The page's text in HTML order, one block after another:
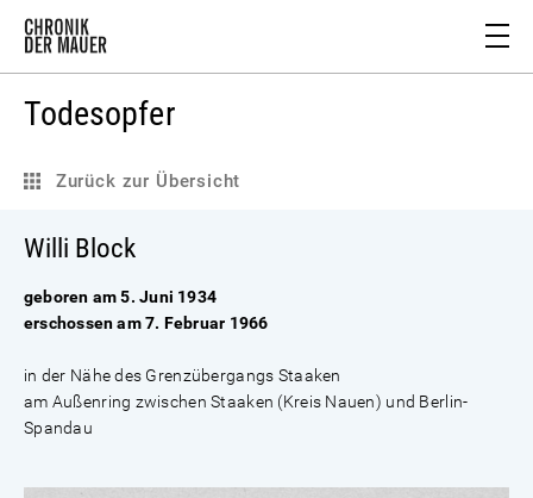
Todesopfer
Zurück zur Übersicht
Willi Block
geboren am 5. Juni 1934
erschossen am 7. Februar 1966
in der Nähe des Grenzübergangs Staaken
am Außenring zwischen Staaken (Kreis Nauen) und Berlin-
Spandau